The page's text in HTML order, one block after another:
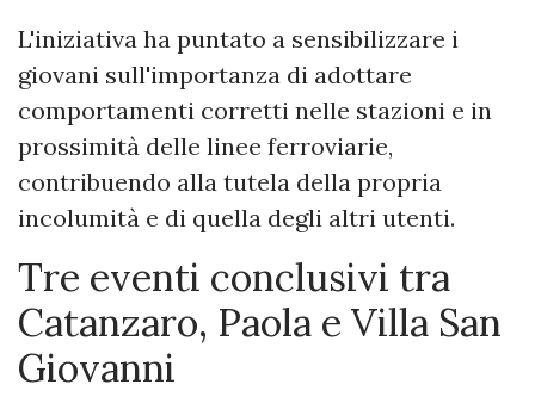
L'iniziativa ha puntato a sensibilizzare i
giovani sull'importanza di adottare
comportamenti corretti nelle stazioni e in
prossimità delle linee ferroviarie,
contribuendo alla tutela della propria
incolumità e di quella degli altri utenti.
Tre eventi conclusivi tra
Catanzaro, Paola e Villa San
Giovanni